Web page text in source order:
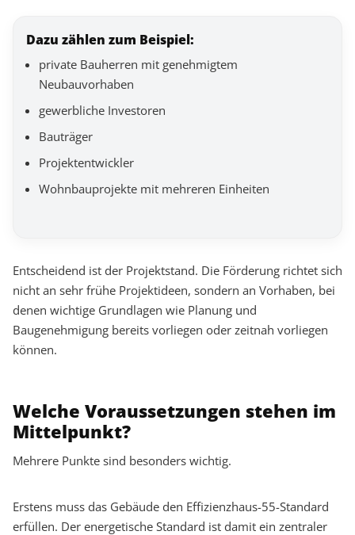
Dazu zählen zum Beispiel:
private Bauherren mit genehmigtem
Neubauvorhaben
gewerbliche Investoren
Bauträger
Projektentwickler
Wohnbauprojekte mit mehreren Einheiten
Entscheidend ist der Projektstand. Die Förderung richtet sich
nicht an sehr frühe Projektideen, sondern an Vorhaben, bei
denen wichtige Grundlagen wie Planung und
Baugenehmigung bereits vorliegen oder zeitnah vorliegen
können.
Welche Voraussetzungen stehen im
Mittelpunkt?
Mehrere Punkte sind besonders wichtig.
Erstens muss das Gebäude den Effizienzhaus-55-Standard
erfüllen. Der energetische Standard ist damit ein zentraler